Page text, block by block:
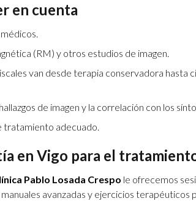
en cuenta
(RM) y otros estudios de imagen.
van desde terapia conservadora hasta
de imagen y la correlación con los
tratamiento adecuado.
en Vigo para el
Pablo Losada Crespo le ofrecemos
avanzadas y ejercicios terapéuticos